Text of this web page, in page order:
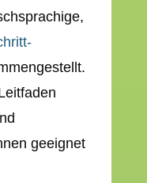
geeignet